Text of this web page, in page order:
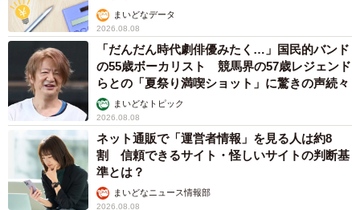
「主な特長は4つです。①氷水を入れても結露しない断熱構
造を搭載、②口径10cmの広い飲み口、③中が見えるクリア
なふた、④軽量で使いやすい樹脂製 になります」
ーー累計販売個数はどのくらいになるのでしょうか？
「1986年に発売した商品なのですが、発売以来、安定して
売れ続けています。1996年以降、年間あたり約2〜3万個が
コンスタントに出荷されており、40年間で約100万個以上
まいどなデータ
2026.08.08
「だんだん時代劇俳優みたく…」国民的バンド
の55歳ボーカリスト 競馬界の57歳レジェンド
らとの「夏祭り満喫ショット」に驚きの声続々
まいどなトピック
2026.08.08
ネット通販で「運営者情報」を見る人は約8
割 信頼できるサイト・怪しいサイトの判断基
準とは？
まいどなニュース情報部
2026.08.08